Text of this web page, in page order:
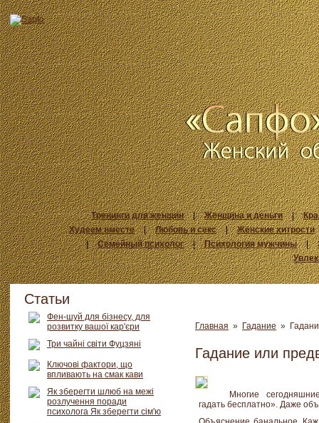
Тренинги для женщин | Женщина и деньги |
Худеем вместе
| Любовь и секс |
Женские хитрости
|
Семейный психолог | Психология мужчины |
Главная » Гадание »
Гадание или
Многие
гадать бесплатно». Даже
Статьи
Фен-шуй для бізнесу, для
розвитку вашої кар'єри
Три чайні світи Фуцзяні
Ключові фактори, що
впливають на смак кави
Як зберегти шлюб на межі
розлучення поради
психолога Як зберегти сім'ю